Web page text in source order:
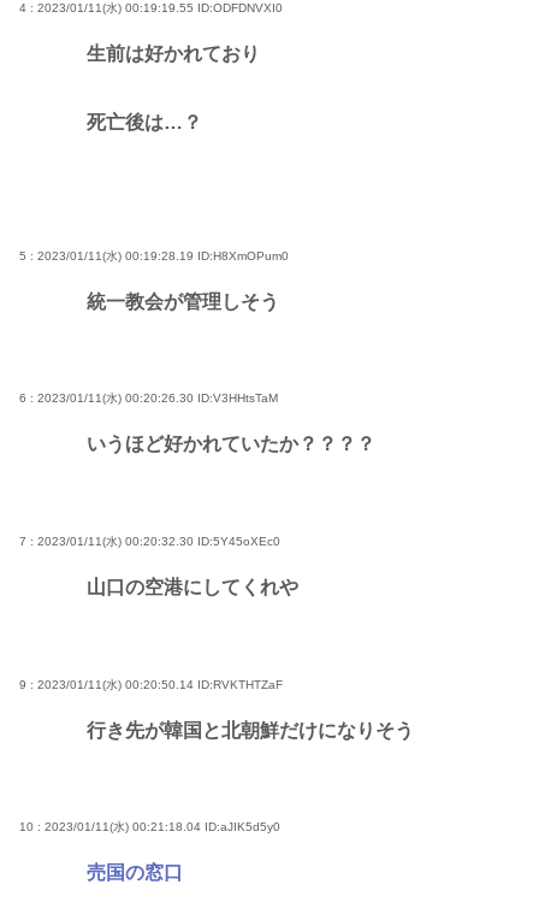
4 : 2023/01/11(水) 00:19:19.55 ID:ODFDNVXI0
生前は好かれており
死亡後は…？
5 : 2023/01/11(水) 00:19:28.19 ID:H8XmOPum0
統一教会が管理しそう
6 : 2023/01/11(水) 00:20:26.30 ID:V3HHtsTaM
いうほど好かれていたか？？？？
7 : 2023/01/11(水) 00:20:32.30 ID:5Y45oXEc0
山口の空港にしてくれや
9 : 2023/01/11(水) 00:20:50.14 ID:RVKTHTZaF
行き先が韓国と北朝鮮だけになりそう
10 : 2023/01/11(水) 00:21:18.04 ID:aJIK5d5y0
売国の窓口